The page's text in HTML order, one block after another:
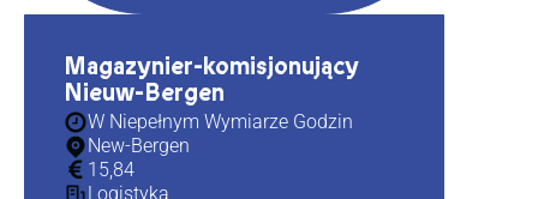
Magazynier-komisjonujący
Nieuw-Bergen
W Niepełnym Wymiarze Godzin
New-Bergen
15,84
Logistyka